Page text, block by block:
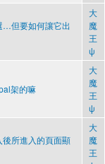
…但要如何讓它出
大
魔
王
ψ
架的嘛
大
魔
王
ψ
所進入的頁面顯
大
魔
王